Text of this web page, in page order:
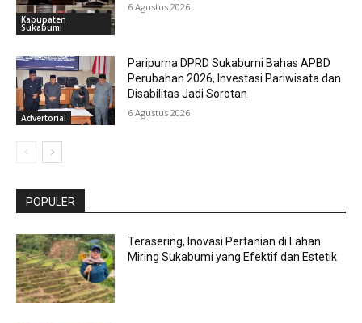
Kabupaten
Sukabumi
6 Agustus 2026
Advertorial
Paripurna DPRD Sukabumi Bahas APBD
Perubahan 2026, Investasi Pariwisata dan
Disabilitas Jadi Sorotan
6 Agustus 2026
POPULER
Terasering, Inovasi Pertanian di Lahan
Miring Sukabumi yang Efektif dan Estetik